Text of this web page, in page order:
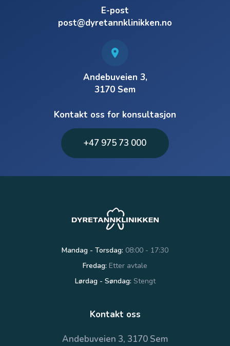
E-post
post@dyretannklinikken.no
Andebuveien 3,
3170 Sem
Kontakt oss for konsultasjon
+47 975 73 000
Mandag - Torsdag: 08:00 - 17:30
Fredag: Etter avtale
Lørdag - Søndag: Stengt
Kontakt oss
Andebuveien 3, 3170 Sem